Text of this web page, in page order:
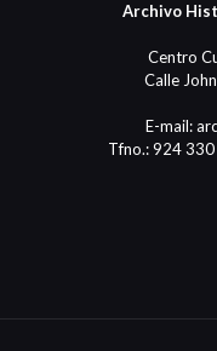
Archivo
Centro
Calle
E-mail:
Tfno.: 924